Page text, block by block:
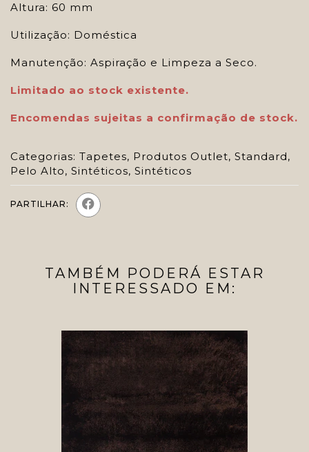
Altura: 60 mm
Utilização: Doméstica
Manutenção: Aspiração e Limpeza a Seco.
Limitado ao stock existente.
Encomendas sujeitas a confirmação de stock.
Categorias: Tapetes, Produtos Outlet, Standard,
Pelo Alto, Sintéticos, Sintéticos
PARTILHAR:
TAMBÉM PODERÁ ESTAR
INTERESSADO EM: